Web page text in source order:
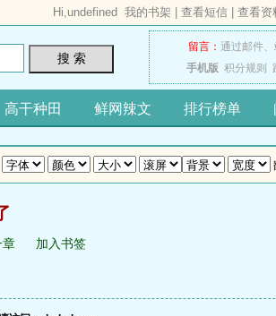
Hi,undefined 我的书架 查看短信 查看资
搜 索
留言： 通过邮件、
手机版 积分规则
高干种田 鲜网辣文 排行榜单
章 加入书签